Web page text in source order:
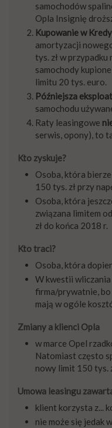
samochodów
Opla Insignię
Kupowanie w
amortyzacji
tys. zł w
samochody
limitu 20 tys. euro.
Późniejsza
samochodu
Raty leasingowe
serwis, opony), to
Kto zyskuje?
Osoba, która
150 tys. zł przy
Osoba, która
związana limitem
zł do końca 2018 r.
Kto traci?
Osoba, która
W kwestii
firma/prywatnie, bo
mają w ogóle
Zmiany a klienci Opla
w marce Opel
Natomiast często
nowy limit 150 tys.
Umowa leasingu
klient korzysta z...
nie może się jedak